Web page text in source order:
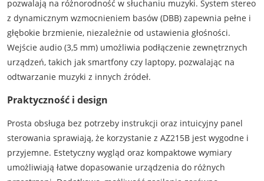
pozwalają na różnorodność w słuchaniu muzyki. System stereo
z dynamicznym wzmocnieniem basów (DBB) zapewnia pełne i
głębokie brzmienie, niezależnie od ustawienia głośności.
Wejście audio (3,5 mm) umożliwia podłączenie zewnętrznych
urządzeń, takich jak smartfony czy laptopy, pozwalając na
odtwarzanie muzyki z innych źródeł.
Praktyczność i design
Prosta obsługa bez potrzeby instrukcji oraz intuicyjny panel
sterowania sprawiają, że korzystanie z AZ215B jest wygodne i
przyjemne. Estetyczny wygląd oraz kompaktowe wymiary
umożliwiają łatwe dopasowanie urządzenia do różnych